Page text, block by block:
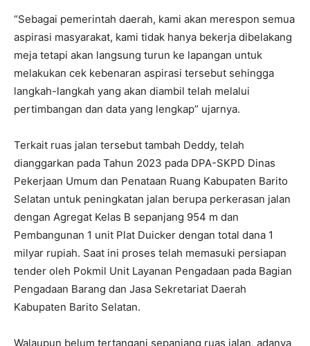
“Sebagai pemerintah daerah, kami akan merespon semua
aspirasi masyarakat, kami tidak hanya bekerja dibelakang
meja tetapi akan langsung turun ke lapangan untuk
melakukan cek kebenaran aspirasi tersebut sehingga
langkah-langkah yang akan diambil telah melalui
pertimbangan dan data yang lengkap” ujarnya.
Terkait ruas jalan tersebut tambah Deddy, telah
dianggarkan pada Tahun 2023 pada DPA-SKPD Dinas
Pekerjaan Umum dan Penataan Ruang Kabupaten Barito
Selatan untuk peningkatan jalan berupa perkerasan jalan
dengan Agregat Kelas B sepanjang 954 m dan
Pembangunan 1 unit Plat Duicker dengan total dana 1
milyar rupiah. Saat ini proses telah memasuki persiapan
tender oleh Pokmil Unit Layanan Pengadaan pada Bagian
Pengadaan Barang dan Jasa Sekretariat Daerah
Kabupaten Barito Selatan.
Walaupun belum tertangani sepanjang ruas jalan, adanya